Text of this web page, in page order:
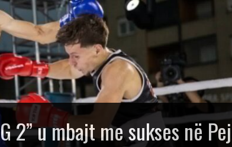
të Boksit
me gjashtë medalje